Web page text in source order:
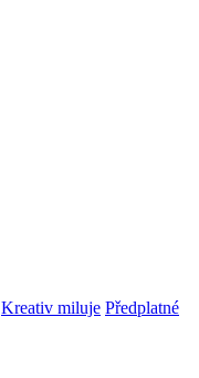
Kreativ miluje Předplatné